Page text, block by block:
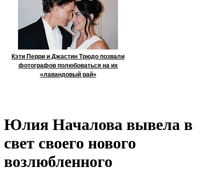
Кэти Перри и Джастин Трюдо позвали
фотографов полюбоваться на их
«лавандовый рай»
Юлия Началова вывела в
свет своего нового
возлюбленного